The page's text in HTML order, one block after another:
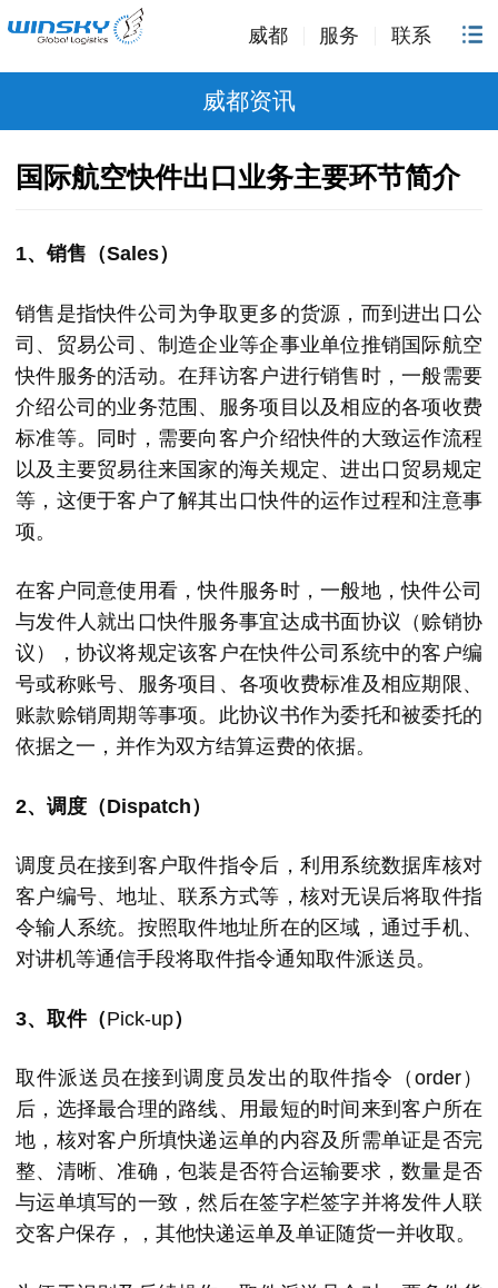
威都 服务 联系
威都资讯
国际航空快件出口业务主要环节简介
1、销售（Sales）
销售是指快件公司为争取更多的货源，而到进出口公
司、贸易公司、制造企业等企事业单位推销国际航空
快件服务的活动。在拜访客户进行销售时，一般需要
介绍公司的业务范围、服务项目以及相应的各项收费
标准等。同时，需要向客户介绍快件的大致运作流程
以及主要贸易往来国家的海关规定、进出口贸易规定
等，这便于客户了解其出口快件的运作过程和注意事
项。
在客户同意使用看，快件服务时，一般地，快件公司
与发件人就出口快件服务事宜达成书面协议（赊销协
议），协议将规定该客户在快件公司系统中的客户编
号或称账号、服务项目、各项收费标准及相应期限、
账款赊销周期等事项。此协议书作为委托和被委托的
依据之一，并作为双方结算运费的依据。
2、调度（Dispatch）
调度员在接到客户取件指令后，利用系统数据库核对
客户编号、地址、联系方式等，核对无误后将取件指
令输人系统。按照取件地址所在的区域，通过手机、
对讲机等通信手段将取件指令通知取件派送员。
3、取件（Pick-up）
取件派送员在接到调度员发出的取件指令（order）
后，选择最合理的路线、用最短的时间来到客户所在
地，核对客户所填快递运单的内容及所需单证是否完
整、清晰、准确，包装是否符合运输要求，数量是否
与运单填写的一致，然后在签字栏签字并将发件人联
交客户保存，，其他快递运单及单证随货一并收取。